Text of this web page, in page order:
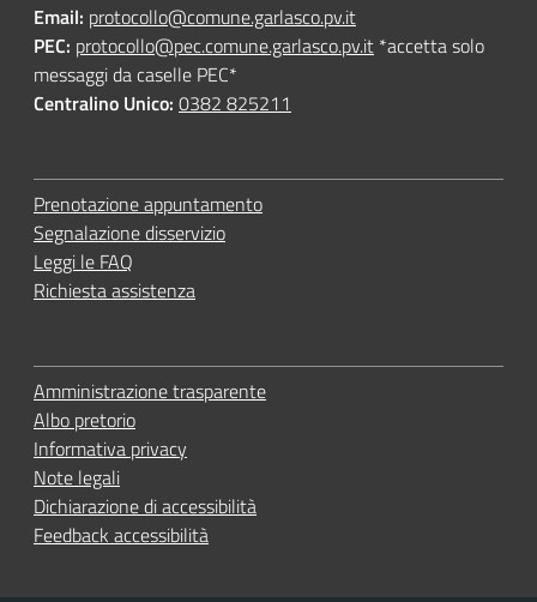
Email: protocollo@comune.garlasco.pv.it
PEC: protocollo@pec.comune.garlasco.pv.it *accetta solo
messaggi da caselle PEC*
Centralino Unico: 0382 825211
Prenotazione appuntamento
Segnalazione disservizio
Leggi le FAQ
Richiesta assistenza
Amministrazione trasparente
Albo pretorio
Informativa privacy
Note legali
Dichiarazione di accessibilità
Feedback accessibilità